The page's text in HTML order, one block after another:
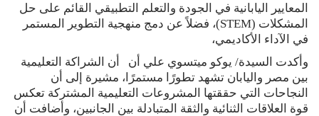
المعايير اليابانية في الجودة والتعلم التطبيقي القائم على حل
المشكلات (STEM)، فضلاً عن دمج منهجية التطوير المستمر
في الآداء الأكاديمي،
وأكدت السيدة/ يوكو ميتسوي علي أن أن الشراكة التعليمية
بين مصر واليابان تشهد تطورًا مستمرًا، مشيرة إلى أن
النجاحات التي حققتها المشروعات التعليمية المشتركة تعكس
قوة العلاقات الثنائية والثقة المتبادلة بين الجانبين، وأضافت أن